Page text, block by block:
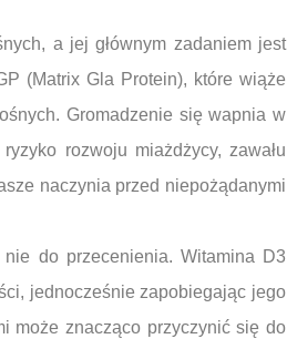
a jej głównym zadaniem jest
(Matrix Gla Protein), które wiąże
Gromadzenie się wapnia w
rozwoju miażdżycy, zawału
naczynia przed niepożądanymi
do przecenienia. Witamina D3
jednocześnie zapobiegając jego
może znacząco przyczynić się do